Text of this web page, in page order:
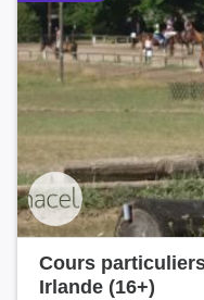
Cours
Irlande (16+)